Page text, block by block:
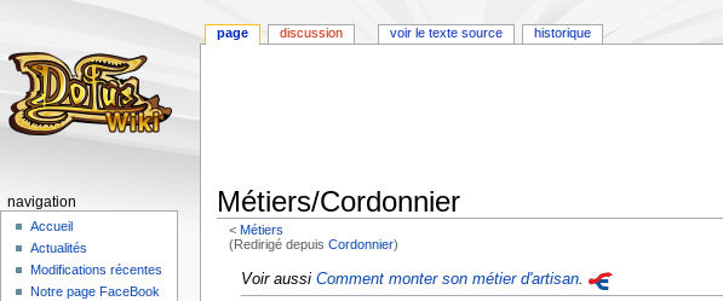
Métiers/Cordonnier
<Métiers
(Redirigé depuisCordonnier)
Aller
AllerVoir aussiComment monter son métier d'artisan.
page discussion voir le texte source historique
navigation
Accueil
Actualités
Modifications récentes
Notre page FaceBook